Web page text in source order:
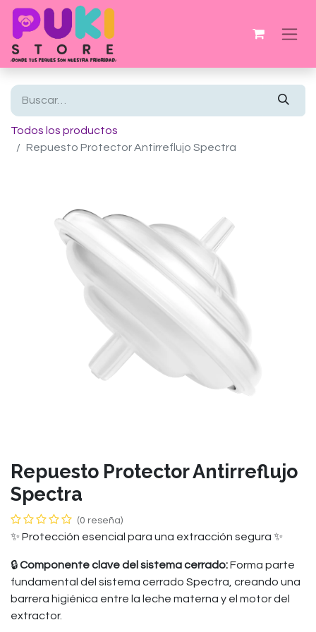
Todos los productos
Repuesto Protector Antirreflujo Spectra
Repuesto Protector Antirreflujo
Spectra
(0 reseña)
✨ Protección esencial para una extracción segura ✨
🔒Componente clave del sistema cerrado:Forma parte
fundamental del sistema cerrado Spectra, creando una
barrera higiénica entre la leche materna y el motor del
extractor.